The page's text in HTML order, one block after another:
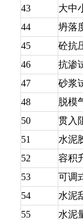
43
大中
44
坍落
45
砼抗
46
抗渗
47
砂浆
48
脱模
50
贯入
51
水泥
52
容积
53
可调
54
水泥
55
水泥